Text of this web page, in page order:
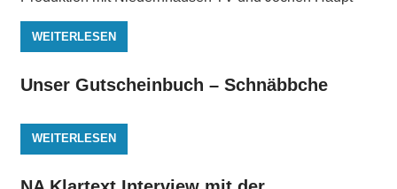
WEITERLESEN
Unser Gutscheinbuch – Schnäbbche
WEITERLESEN